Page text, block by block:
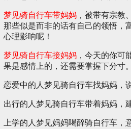
梦见骑自行车带妈妈 ，被带有宗教
那些似是而非的话有自己的领悟，
心理影响呢！
梦见骑自行车接妈妈 ，今天的你可
果是感情上的，还需要掌握下分寸。
恋爱中的人梦见骑自行车找妈妈，
出行的人梦见骑自行车带着妈妈，
上学的人梦见妈妈喝醉骑自行车，